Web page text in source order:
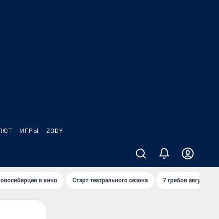
ИГРЫ ZODY
в кино Старт театрального сезона 7 грибов августа